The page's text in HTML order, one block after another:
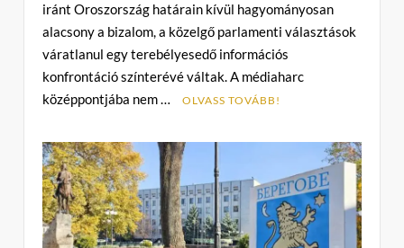
m
m
e
n
t
Információs
túlfűtöttség
az
oroszországi
választások
körül
iránt Oroszország határain kívül hagyományosan
alacsony a bizalom, a közelgő parlamenti választások
váratlanul egy terebélyesedő információs
konfrontáció színterévé váltak. A médiaharc
középpontjába nem …
OLVASS TOVÁBB!